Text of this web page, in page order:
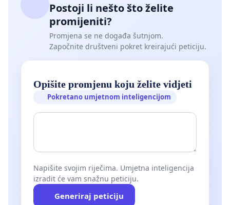
Postoji li nešto što želite
promijeniti?
Promjena se ne događa šutnjom.
Započnite društveni pokret kreirajući peticiju.
Opišite promjenu koju želite vidjeti
Pokretano umjetnom inteligencijom
Napišite svojim riječima. Umjetna inteligencija
izradit će vam snažnu peticiju.
Generiraj peticiju